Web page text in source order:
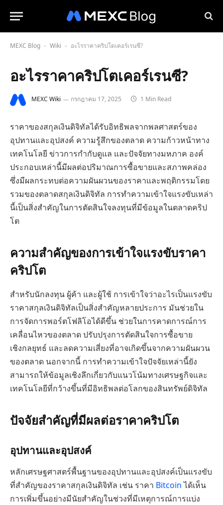
MEXC Blog - Wiki - อะไรราคาคริปโตเคอร์เรนซี?
อะไรราคาคริปโตเคอร์เรนซี?
MEXC Wiki กรกฎาคม 17, 2025 1 Min Read
ราคาของสกุลเงินดิจิทัลได้รับอิทธิพลจากพลศาสตร์ของ
อุปทานและอุปสงค์ ความรู้สึกของตลาด ความก้าวหน้าทาง
เทคโนโลยี ข่าวการกำกับดูแล และปัจจัยทางมหภาค องค์
ประกอบเหล่านี้มีผลต่อปริมาณการซื้อขายและสภาพคล่อง
ซึ่งมีผลกระทบต่อความผันผวนของราคาและพฤติกรรมโดย
รวมของตลาดสกุลเงินดิจิทัล การทำความเข้าใจแรงขับเหล่า
นี้เป็นสิ่งสำคัญในการตัดสินใจลงทุนที่มีข้อมูลในตลาดคริป
โต
ความสำคัญของการเข้าใจแรงขับราคา
คริปโต
สำหรับนักลงทุน ผู้ค้า และผู้ใช้ การเข้าใจว่าอะไรเป็นแรงขับ
ราคาสกุลเงินดิจิทัลเป็นสิ่งสำคัญหลายประการ มันช่วยใน
การจัดการพอร์ตโฟลิโอได้ดีขึ้น ช่วยในการคาดการณ์การ
เคลื่อนไหวของตลาด ปรับปรุงการตัดสินใจการซื้อขาย
เชิงกลยุทธ์ และลดความเสี่ยงที่อาจเกิดขึ้นจากความผันผวน
ของตลาด นอกจากนี้ การทำความเข้าใจปัจจัยเหล่านี้ยัง
สามารถให้ข้อมูลเชิงลึกเกี่ยวกับแนวโน้มทางเศรษฐกิจและ
เทคโนโลยีที่กว้างขึ้นที่มีอิทธิพลต่อโลกของสินทรัพย์ดิจิทัล
ปัจจัยสำคัญที่มีผลต่อราคาคริปโต
อุปทานและอุปสงค์
หลักเศรษฐศาสตร์พื้นฐานของอุปทานและอุปสงค์เป็นแรงขับ
ที่สำคัญของราคาสกุลเงินดิจิทัล เช่น ราคา Bitcoinได้เห็น
การเพิ่มขึ้นอย่างมีนัยสำคัญในช่วงที่มีเหตุการณ์การแบ่ง